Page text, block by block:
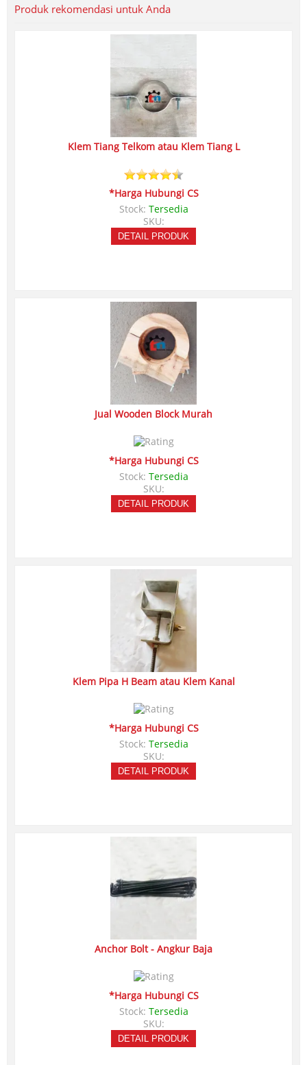
Produk rekomendasi untuk Anda
Klem Tiang Telkom atau Klem Tiang L
*Harga Hubungi CS
Stock: Tersedia
SKU:
DETAIL PRODUK
Jual Wooden Block Murah
*Harga Hubungi CS
Stock: Tersedia
SKU:
DETAIL PRODUK
Klem Pipa H Beam atau Klem Kanal
*Harga Hubungi CS
Stock: Tersedia
SKU:
DETAIL PRODUK
Anchor Bolt - Angkur Baja
*Harga Hubungi CS
Stock: Tersedia
SKU:
DETAIL PRODUK